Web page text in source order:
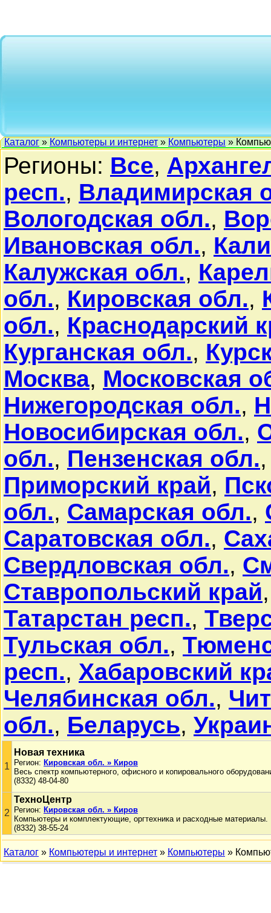
Каталог » Компьютеры и интернет » Компьютеры »
Регионы: Все,
респ., Владимирская
Вологодская обл.,
Ивановская обл.,
Калужская обл.,
обл., Кировская обл.,
обл., Краснодарский
Курганская обл.,
Москва, Московская
Нижегородская обл.,
Новосибирская обл.,
обл., Пензенская обл.
Приморский край,
обл., Самарская обл.,
Саратовская обл.,
Свердловская обл.,
Ставропольский край
Татарстан респ.,
Тульская обл.,
респ., Хабаровский
Челябинская обл.,
обл., Беларусь,
1
Новая техника
Регион: Кировская обл. » Киров
Весь спектр компьютерного, офисного и копировального
(8332) 48-04-80
2
ТехноЦентр
Регион: Кировская обл. » Киров
Компьютеры и комплектующие, оргтехника и расходные материалы.
(8332) 38-55-24
Каталог » Компьютеры и интернет » Компьютеры »